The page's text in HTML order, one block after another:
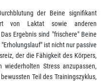
der Beine signifikant
von Laktat sowie anderen
Ergebnis sind "frischere" Beine
ist nicht nur passive
der die Fähigkeit des Körpers,
Stress anzupassen,
Teil des Trainingszyklus,